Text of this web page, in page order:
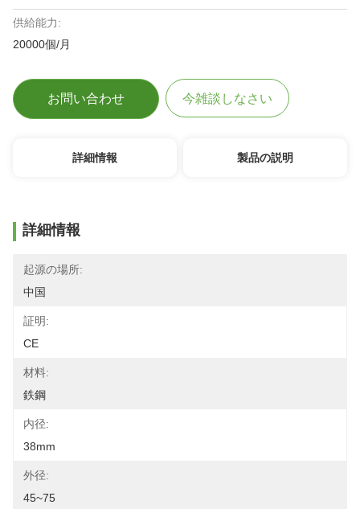
供給能力:
20000個/月
お問い合わせ 今雑談しなさい
詳細情報 製品の説明
詳細情報
起源の場所:
中国
証明:
CE
材料:
鉄鋼
内径:
38mm
外径:
45~75